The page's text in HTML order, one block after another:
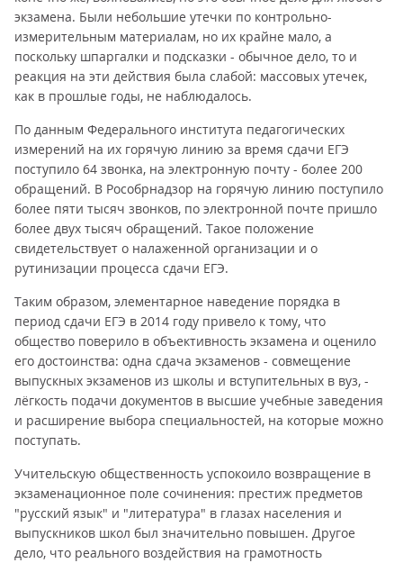
экзамена. Были небольшие утечки по контрольно-
измерительным материалам, но их крайне мало, а
поскольку шпаргалки и подсказки - обычное дело, то и
реакция на эти действия была слабой: массовых утечек,
как в прошлые годы, не наблюдалось.
По данным Федерального института педагогических
измерений на их горячую линию за время сдачи ЕГЭ
поступило 64 звонка, на электронную почту - более 200
обращений. В Рособрнадзор на горячую линию поступило
более пяти тысяч звонков, по электронной почте пришло
более двух тысяч обращений. Такое положение
свидетельствует о налаженной организации и о
рутинизации процесса сдачи ЕГЭ.
Таким образом, элементарное наведение порядка в
период сдачи ЕГЭ в 2014 году привело к тому, что
общество поверило в объективность экзамена и оценило
его достоинства: одна сдача экзаменов - совмещение
выпускных экзаменов из школы и вступительных в вуз, -
лёгкость подачи документов в высшие учебные заведения
и расширение выбора специальностей, на которые можно
поступать.
Учительскую общественность успокоило возвращение в
экзаменационное поле сочинения: престиж предметов
"русский язык" и "литература" в глазах населения и
выпускников школ был значительно повышен. Другое
дело, что реального воздействия на грамотность